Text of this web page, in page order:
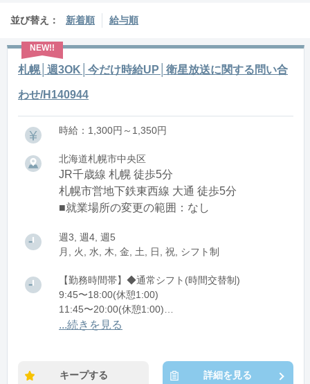
並び替え： 新着順 給与順
札幌│週3OK│今だけ時給UP│衛星放送に関する問い合
わせ/H140944
時給：1,300円～1,350円
北海道札幌市中央区
JR千歳線 札幌 徒歩5分
札幌市営地下鉄東西線 大通 徒歩5分
■就業場所の変更の範囲：なし
週3, 週4, 週5
月, 火, 水, 木, 金, 土, 日, 祝, シフト制
【勤務時間帯】◆通常シフト(時間交替制)
9:45〜18:00(休憩1:00)
11:45〜20:00(休憩1:00)
...続きを見る
キープする 詳細を見る